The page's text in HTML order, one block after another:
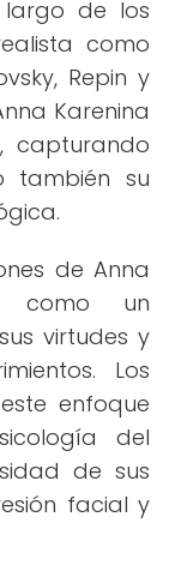
de los
como
Repin y
Karenina
capturando
también su
de Anna
como un
virtudes y
Los
enfoque
del
de sus
facial y